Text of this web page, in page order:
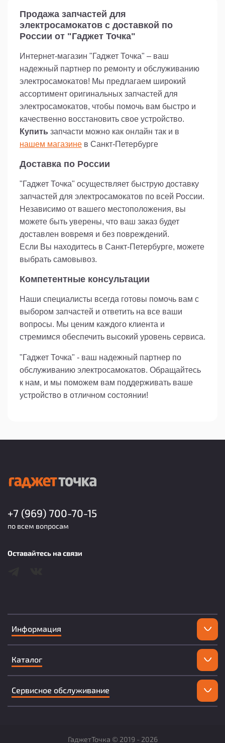
Продажа запчастей для
электросамокатов с доставкой по
России от "Гаджет Точка"
Интернет-магазин "Гаджет Точка" – ваш
надежный партнер по ремонту и обслуживанию
электросамокатов! Мы предлагаем широкий
ассортимент оригинальных запчастей для
электросамокатов, чтобы помочь вам быстро и
качественно восстановить свое устройство.
Купить запчасти можно как онлайн так и в
нашем магазине в Санкт-Петербурге
Доставка по России
"Гаджет Точка" осуществляет быструю доставку
запчастей для электросамокатов по всей России.
Независимо от вашего местоположения, вы
можете быть уверены, что ваш заказ будет
доставлен вовремя и без повреждений.
Если Вы находитесь в Санкт-Петербурге, можете
выбрать самовывоз.
Компетентные консультации
Наши специалисты всегда готовы помочь вам с
выбором запчастей и ответить на все ваши
вопросы. Мы ценим каждого клиента и
стремимся обеспечить высокий уровень сервиса.
"Гаджет Точка" - ваш надежный партнер по
обслуживанию электросамокатов. Обращайтесь
к нам, и мы поможем вам поддерживать ваше
устройство в отличном состоянии!
Информация
Каталог
Сервисное обслуживание
+7 (969) 700-70-15
по всем вопросам
Оставайтесь на связи
ГаджетТочка © 2019 - 2026